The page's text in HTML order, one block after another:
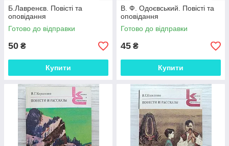
Б.Лавренєв. Повісті та
оповідання
Готово до відправки
50 ₴
Купити
В. Ф. Одоєвський. Повісті та
оповідання
Готово до відправки
45 ₴
Купити